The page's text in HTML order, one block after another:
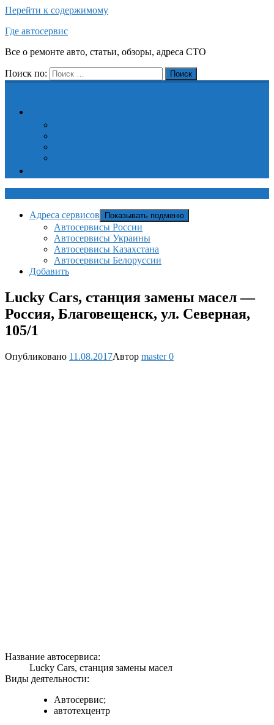
Перейти к содержимому
Где автосервис
Все о ремонте авто, статьи, обзоры, адреса СТО
Поиск по: Поиск
Адреса сервисов Показывать подменю
Автосервисы России
Автосервисы Украины
Автосервисы Казахстана
Автосервисы Белоруссии
Добавить
Lucky Cars, станция замены масел —
Россия, Благовещенск, ул. Северная,
105/1
Опубликовано 11.08.2017Автор master0
Название автосервиса:
Lucky Cars, станция замены масел
Виды деятельности:
Автосервис;
автотехцентр